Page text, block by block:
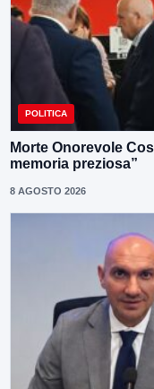
POLITICA
Morte Onorevole
memoria preziosa”
8 AGOSTO 2026